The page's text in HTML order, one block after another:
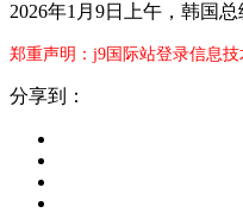
2026年1月9日上午，韩国
郑重声明：j9国际站登录信息
分享到：